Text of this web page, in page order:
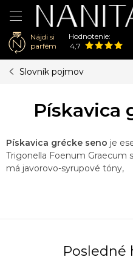
Nájdi si
parfém
Hodnotenie:
4,7
Slovník pojmov
Pískavica
Pískavica grécke seno je
Trigonella Foenum Graecum
má javorovo-syrupové tóny,
Posledné